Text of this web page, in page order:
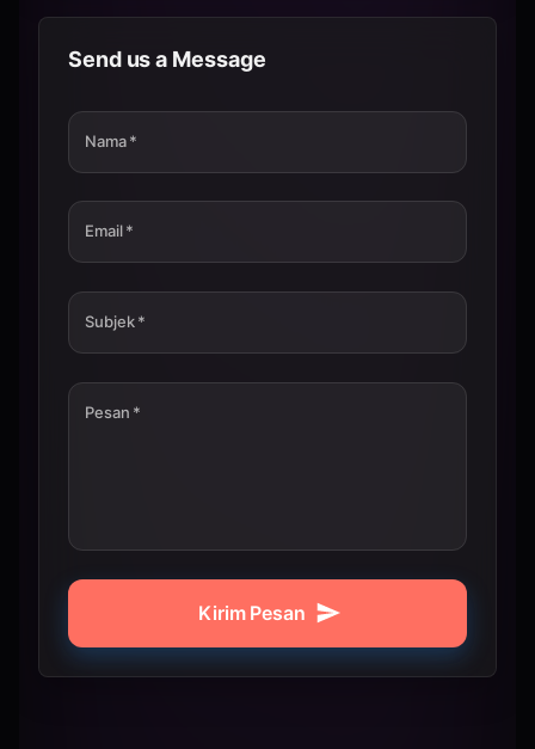
Send us a Message
Nama*
Email*
Subjek*
Pesan *
Kirim Pesan